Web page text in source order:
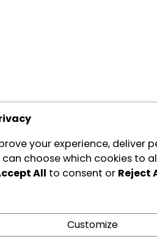
your experience, deliver
choose which cookies to
All to consent or Reject
Customize